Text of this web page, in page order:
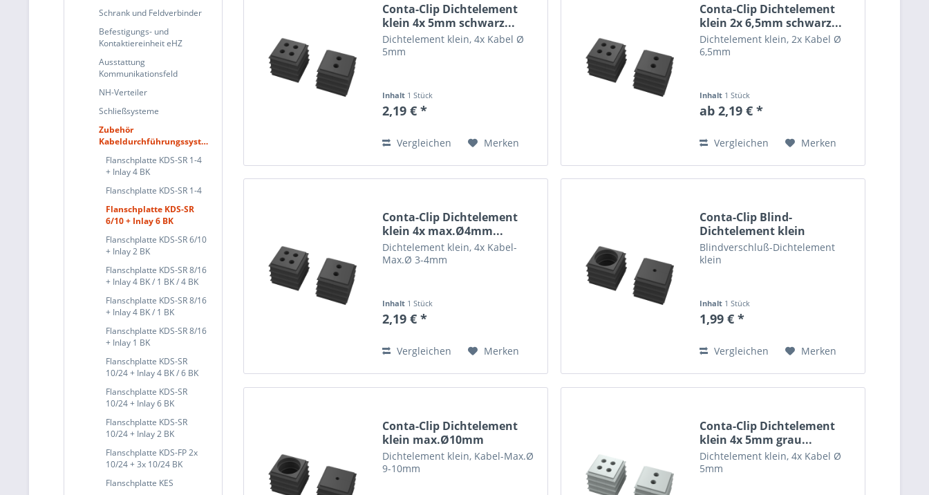
Schrank und Feldverbinder
Befestigungs- und
Kontaktiereinheit eHZ
Ausstattung
Kommunikationsfeld
NH-Verteiler
Schließsysteme
Zubehör
Kabeldurchführungssysteme
Flanschplatte KDS-SR 1-4
+ Inlay 4 BK
Flanschplatte KDS-SR 1-4
Flanschplatte KDS-SR
6/10 + Inlay 6 BK
Flanschplatte KDS-SR 6/10
+ Inlay 2 BK
Flanschplatte KDS-SR 8/16
+ Inlay 4 BK / 1 BK / 4 BK
Flanschplatte KDS-SR 8/16
+ Inlay 4 BK / 1 BK
Flanschplatte KDS-SR 8/16
+ Inlay 1 BK
Flanschplatte KDS-SR
10/24 + Inlay 4 BK / 6 BK
Flanschplatte KDS-SR
10/24 + Inlay 6 BK
Flanschplatte KDS-SR
10/24 + Inlay 2 BK
Flanschplatte KDS-FP 2x
10/24 + 3x 10/24 BK
Flanschplatte KES
Conta-Clip Dichtelement
klein 4x 5mm schwarz...
Dichtelement klein, 4x Kabel Ø
5mm
Inhalt 1 Stück
2,19 € *
Vergleichen Merken
Conta-Clip Dichtelement
klein 2x 6,5mm schwarz...
Dichtelement klein, 2x Kabel Ø
6,5mm
Inhalt 1 Stück
ab 2,19 € *
Vergleichen Merken
Conta-Clip Dichtelement
klein 4x max.Ø4mm...
Dichtelement klein, 4x Kabel-
Max.Ø 3-4mm
Inhalt 1 Stück
2,19 € *
Vergleichen Merken
Conta-Clip Blind-
Dichtelement klein
schwarz...
Blindverschluß-Dichtelement
klein
Inhalt 1 Stück
1,99 € *
Vergleichen Merken
Conta-Clip Dichtelement
klein max.Ø10mm
schwarz...
Dichtelement klein, Kabel-Max.Ø
9-10mm
Conta-Clip Dichtelement
klein 4x 5mm grau...
Dichtelement klein, 4x Kabel Ø
5mm